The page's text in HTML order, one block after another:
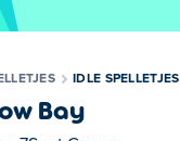
IDLE SPELLETJES
Bay